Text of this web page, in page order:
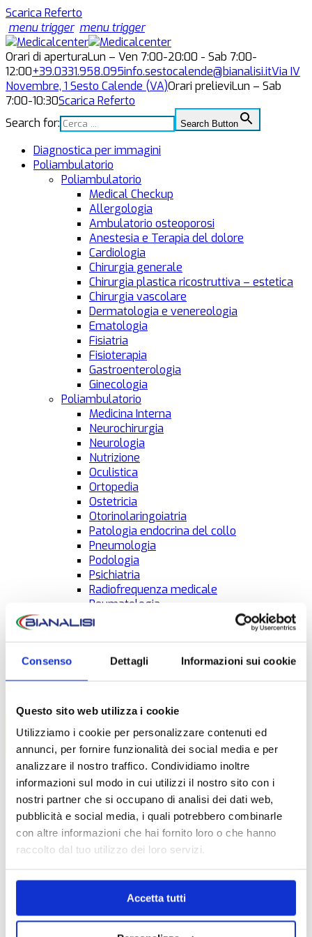
Consenso Dettagli Informazioni sui cookie
Questo sito web utilizza i cookie
Utilizziamo i cookie per personalizzare contenuti ed
annunci, per fornire funzionalità dei social media e per
analizzare il nostro traffico. Condividiamo inoltre
informazioni sul modo in cui utilizzi il nostro sito con i
nostri partner che si occupano di analisi dei dati web,
pubblicità e social media, i quali potrebbero combinarle
con altre informazioni che hai fornito loro o che hanno
raccolto dal tuo utilizzo dei loro servizi.
Accetta tutti
Scarica Referto
menu trigger menu trigger
Orari di aperturaLun – Ven 7:00-20:00 - Sab 7:00-
12:00+39.0331.958.095info.sestocalende@bianalisi.itVia IV
Novembre, 1 Sesto Calende (VA)Orari prelieviLun – Sab
7:00-10:30Scarica Referto
Search for:
Search Button
Diagnostica per immagini
Poliambulatorio
Poliambulatorio
Medical Checkup
Allergologia
Ambulatorio osteoporosi
Anestesia e Terapia del dolore
Cardiologia
Chirurgia generale
Chirurgia plastica ricostruttiva – estetica
Chirurgia vascolare
Dermatologia e venereologia
Ematologia
Fisiatria
Fisioterapia
Gastroenterologia
Ginecologia
Poliambulatorio
Medicina Interna
Neurochirurgia
Neurologia
Nutrizione
Oculistica
Ortopedia
Ostetricia
Otorinolaringoiatria
Patologia endocrina del collo
Pneumologia
Podologia
Psichiatria
Radiofrequenza medicale
Reumatologia
Urologia – Andrologia
Medicina del lavoro
Novità
CONFERMA PRENOTAZIONE VISITA
Grazie! Riceverai un riepilogo all’indirizzo e-mail da te
indicato durante il processo di prenotazione.
HAI BISOGNO DI AIUTO?